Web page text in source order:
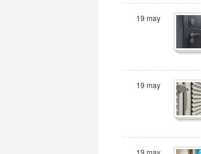
19 may
19 may
19 may